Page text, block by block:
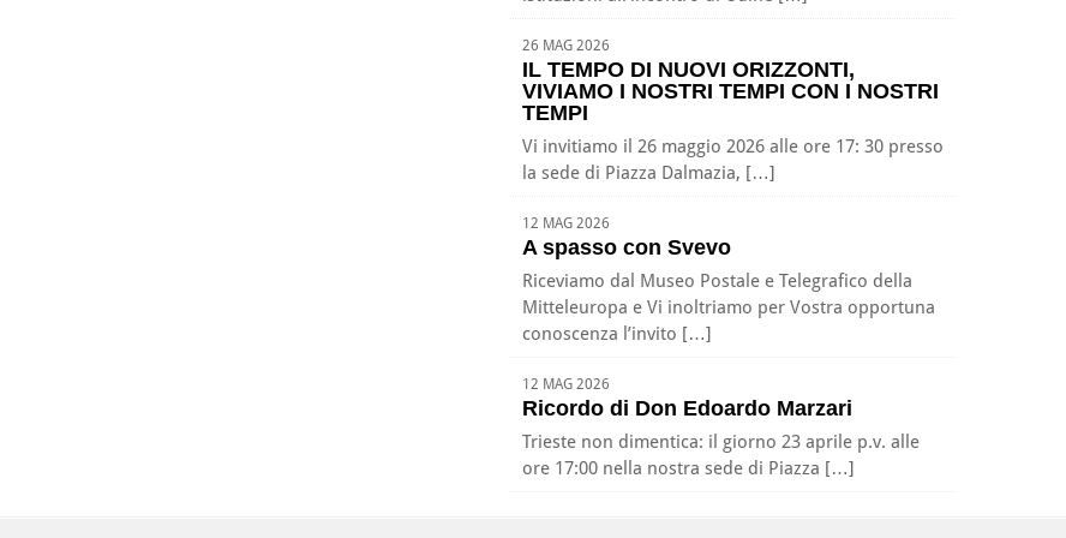
26 MAG 2026
IL TEMPO DI NUOVI ORIZZONTI,
VIVIAMO I NOSTRI TEMPI CON I NOSTRI
TEMPI
Vi invitiamo il 26 maggio 2026 alle ore 17: 30 presso
la sede di Piazza Dalmazia, […]
12 MAG 2026
A spasso con Svevo
Riceviamo dal Museo Postale e Telegrafico della
Mitteleuropa e Vi inoltriamo per Vostra opportuna
conoscenza l’invito […]
12 MAG 2026
Ricordo di Don Edoardo Marzari
Trieste non dimentica: il giorno 23 aprile p.v. alle
ore 17:00 nella nostra sede di Piazza […]